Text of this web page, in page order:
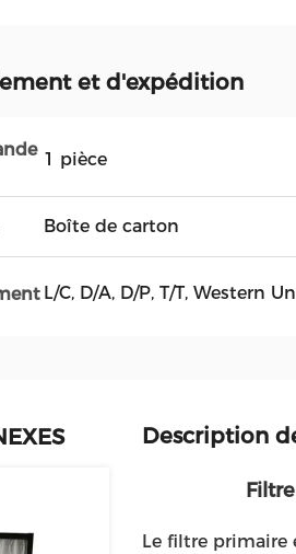
et d'expédition
1 pièce
Boîte de carton
L/C, D/A, D/P, T/T, Western
Description
Le filtre primaire